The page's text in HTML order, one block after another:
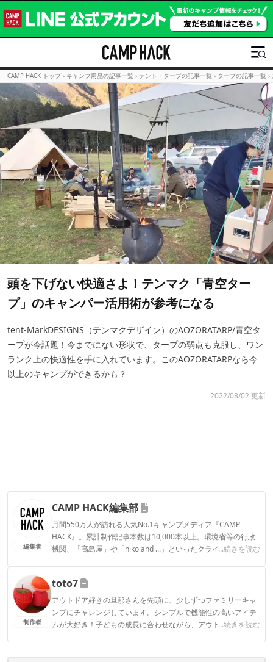
CAMP HACK トップ › キャンプ用品の記事一覧 › テント・タープの記事一覧 › タープの記事一覧 ›
頭を下げない快適さよ！テンマク「青空ター
プ」のキャンパー活用術が参考になる
tent-MarkDESIGNS（テンマクデザイン）のAOZORATARP/青空タ
ープが今話題！今までにない形状で、タープの弱点も克服し、ワン
ランク上の快適性を手に入れています。このAOZORATARPなら今
以上のキャンプができるかも？
2022/08/02 更新
編集者
CAMP HACK編集部
月間550万人が訪れる人気No.1キャンプメディア『CAMP
HACK』。累計制作記事本数は10,000本以上。環境省等の行政
機関、「髙島屋」や「niko and ...」といったクライアントとの
...続きを読む
CAMP HACK編集部のプロフィール
制作者
toto7
アウトドア好きの旦那さんを先頭に、少しずつファミリーキャ
ンプにチャレンジしています。シンプルで機能性の高いアイテ
ムが大好き！子どもの成長に合わせながら、アウトドアを楽し
...続きを読む